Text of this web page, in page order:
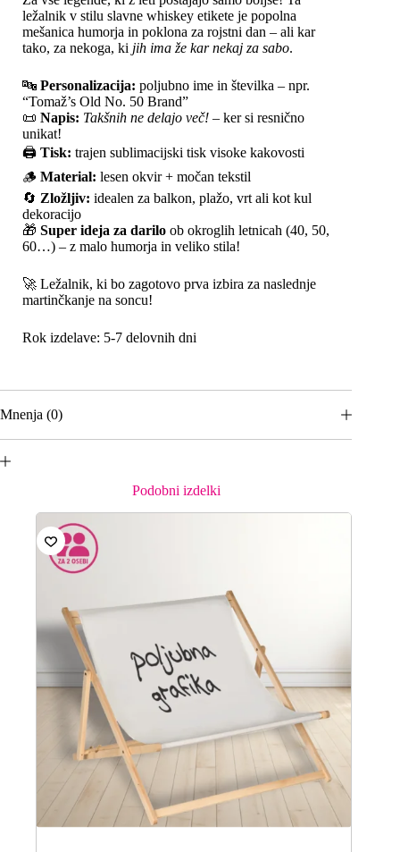
ležalnik v stilu slavne whiskey etikete je popolna
mešanica humorja in poklona za rojstni dan – ali kar
tako, za nekoga, ki jih ima že kar nekaj za sabo.
🔤 Personalizacija: poljubno ime in številka – npr.
“Tomaž’s Old No. 50 Brand”
📜 Napis: Takšnih ne delajo več! – ker si resnično
unikat!
🖨️ Tisk: trajen sublimacijski tisk visoke kakovosti
🪵 Material: lesen okvir + močan tekstil
🔄 Zložljiv: idealen za balkon, plažo, vrt ali kot kul
dekoracijo
🎁 Super ideja za darilo ob okroglih letnicah (40, 50,
60…) – z malo humorja in veliko stila!
🚀 Ležalnik, ki bo zagotovo prva izbira za naslednje
martinčkanje na soncu!
Rok izdelave: 5-7 delovnih dni
Mnenja (0)
Podobni izdelki